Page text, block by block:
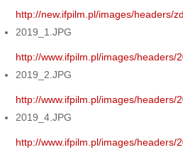
http://new.ifpilm.pl/images/headers/
2019_1.JPG
http://www.ifpilm.pl/images/headers/
2019_2.JPG
http://www.ifpilm.pl/images/headers/
2019_4.JPG
http://www.ifpilm.pl/images/headers/